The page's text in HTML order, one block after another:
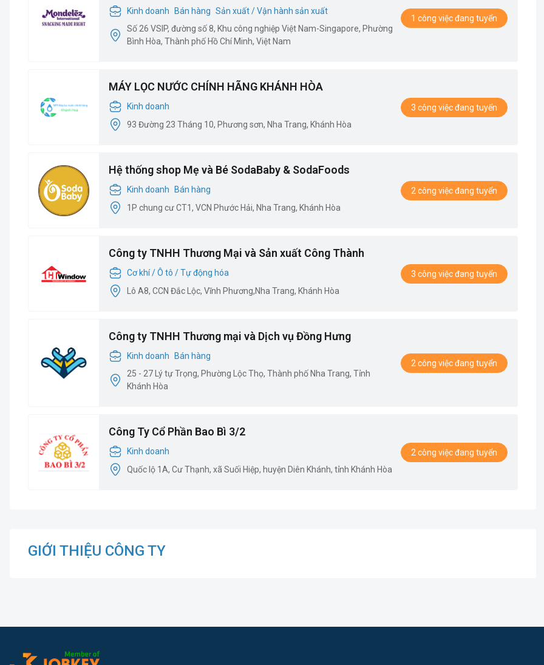
Kinh doanh Bán hàng Sản xuất / Vận hành sản xuất
Số 26 VSIP, đường số 8, Khu công nghiệp Việt Nam-Singapore, Phường
Bình Hòa, Thành phố Hồ Chí Minh, Việt Nam
1 công việc đang tuyển
MÁY LỌC NƯỚC CHÍNH HÃNG KHÁNH HÒA
Kinh doanh
93 Đường 23 Tháng 10, Phương sơn, Nha Trang, Khánh Hòa
3 công việc đang tuyển
Hệ thống shop Mẹ và Bé SodaBaby & SodaFoods
Kinh doanh
Bán hàng
1P chung cư CT1, VCN Phước Hải, Nha Trang, Khánh Hòa
2 công việc đang tuyển
Công ty TNHH Thương Mại và Sản xuất Công Thành
Cơ khí / Ô tô / Tự động hóa
Lô A8, CCN Đắc Lộc, Vĩnh Phương,Nha Trang, Khánh Hòa
3 công việc đang tuyển
Công ty TNHH Thương mại và Dịch vụ Đồng Hưng
Kinh doanh
Bán hàng
25 - 27 Lý tự Trọng, Phường Lộc Thọ, Thành phố Nha Trang, Tỉnh
Khánh Hòa
2 công việc đang tuyển
Công Ty Cổ Phần Bao Bì 3/2
Kinh doanh
Quốc lộ 1A, Cư Thạnh, xã Suối Hiệp, huyện Diên Khánh, tỉnh Khánh Hòa
2 công việc đang tuyển
GIỚI THIỆU CÔNG TY